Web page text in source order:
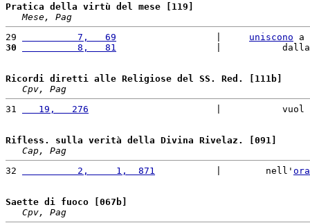
Pratica della virtù del mese [119]
Mese, Pag
29
          7,   69
uniscono a
30
          8,   81
|
Ricordi diretti alle Religiose del SS. Red. [111b]
Cpv, Pag
31
   19,   276
                       |           vuol
Rifless. sulla verità della Divina Rivelaz. [091]
Cap, Pag
32
          2,     1,  871
           |        nell'
Saette di fuoco [067b]
Cpv, Pag